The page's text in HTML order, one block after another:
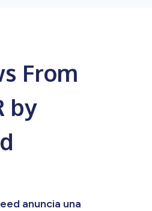
From
by
anuncia una